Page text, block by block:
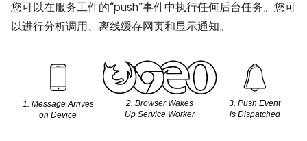
您可以在服务工件的“push”事件中执行任何后台任务。您可
以进行分析调用、离线缓存网页和显示通知。